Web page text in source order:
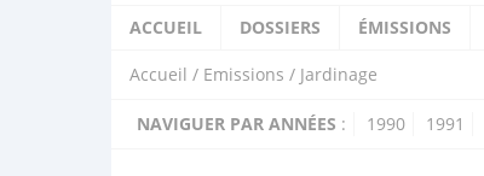
ACCUEIL DOSSIERS ÉMISSIONS
Accueil / Emissions / Jardinage
NAVIGUER PAR ANNÉES : 1990 1991